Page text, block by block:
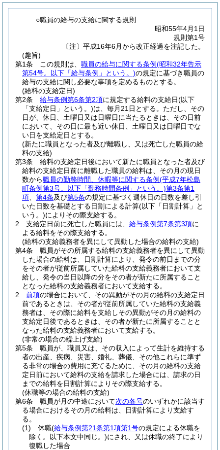
○職員の給与の支給に関する規則
昭和55年4月1日
規則第1号
〔注〕平成16年6月から改正経過を注記した。
(趣旨)
第1条
この規則は、 職員の給与に関する条例(昭和32年告示
第54号。以下「給与条例」という。)の規定に基づき職員の
給与の支給に関し必要な事項を定めるものとする。
(給料の支給定日)
第2条
給与条例第6条第2項に規定する給料の支給日(以下
「支給定日」という。)は、毎月21日とする。 ただし、その
日が、休日、土曜日又は日曜日に当たるときは、その日前
において、その日に最も近い休日、土曜日又は日曜日でな
い日を支給定日とする。
(新たに職員となった者及び離職し、又は死亡した職員の給
料の支給)
第3条
給料の支給定日後において新たに職員となった者及び
給料の支給定日前に離職した職員の給料は、その月の現日
数から職員の勤務時間、休暇等に関する条例(平成7年松島
町条例第3号。以下「勤務時間条例」という。)第3条第1
項
第4条及び第5条の規定に基づく週休日の日数を差し引
いた日数を基礎とする日割による計算(以下「日割計算」と
いう。)によりその際支給する。
2
支給定日前に死亡した職員には、 給与条例第7条第3項に
よる給料をその際支給する。
(給料の支給義務者を異にして異動した場合の給料の支給)
第4条
職員がその所属する給料の支給義務者を異にして異動
した場合の給料は、日割計算により、発令の前日までの分
をその者が従前所属していた給料の支給義務者において支
給し、発令の当日以降の分をその者が新たに所属すること
となった給料の支給義務者において支給する。
2
前項の場合において、その異動がその月の給料の支給定日
前であるときは、その者が従前所属していた給料の支給義
務者は、その際に給料を支給しその異動がその月の給料の
支給定日後であるときは、その者が新たに所属することと
なった給料の支給義務者において支給する。
(非常の場合の繰上げ支給)
第5条
職員が、職員又は、その収入によって生計を維持する
者の出産、疾病、災害、婚礼、葬儀、その他これらに準ず
る非常の場合の費用に充てるために、その月の給料の支給
定日前において給料の支給を請求した場合には、請求の日
までの給料を日割計算によりその際支給する。
(休職等の場合の給料の支給)
第6条
職員が月の中途において次の各号のいずれかに該当す
る場合におけるその月の給料は、日割計算により支給す
る。
(1)
休職(給与条例第21条第1項第1号の規定による休職を
除く。以下本文中同じ。)にされ、又は休職の終了により
復職した場合